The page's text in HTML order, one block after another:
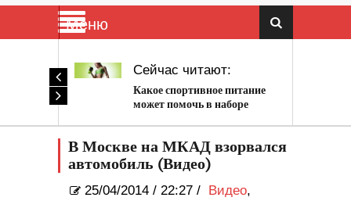
Меню
Сейчас читают:
Какое спортивное питание
может помочь в наборе
В Москве на МКАД взорвался
автомобиль (Видео)
25/04/2014 / 22:27 / Видео,